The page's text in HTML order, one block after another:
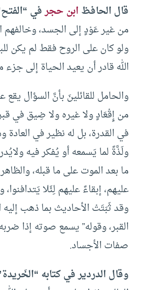
قال الحافظابن حجرفي
من غير عَوْدٍ إلى الجسد، وخالفهم
ولو كان على الروح فقط لم يكن
الله قادر أن يعيد الحياة إلى
والحامل للقائلينَ بأنَّ السؤال
من إِقْعَادٍ ولا غيره ولا ضِيق في
في القدرة، بل له نظير في العادة
ولَذَّةً لما يَسمعه أو يُفكر فيه
ما بعد الموت على ما قبله،
عليهم، إبقاءً عليهم لِئَلا
وقد ثَبَتَتْ الأحاديث بما ذهب
القبر، وقوله” يسمع صوته إذا
صفات الأجساد.
وقال الدردير في كتابه